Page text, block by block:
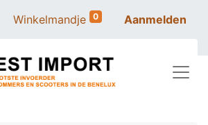
Winkelmandje 0 Aanmelden